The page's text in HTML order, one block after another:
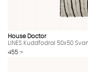
House Doctor
LINES Kuddfodral 50x50
455 :-